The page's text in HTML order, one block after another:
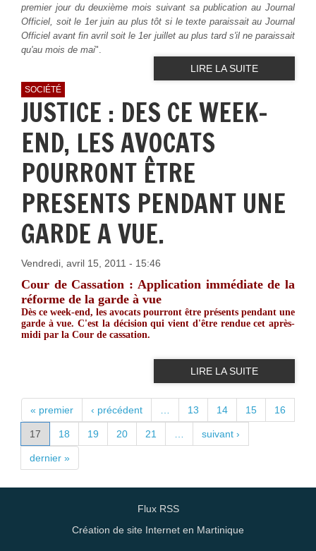
premier jour du deuxième mois suivant sa publication au Journal
Officiel, soit le 1er juin au plus tôt si le texte paraissait au Journal
Officiel avant fin avril soit le 1er juillet au plus tard s'il ne paraissait
qu'au mois de mai".
LIRE LA SUITE
SOCIÉTÉ
JUSTICE : DES CE WEEK-
END, LES AVOCATS
POURRONT ÊTRE
PRESENTS PENDANT UNE
GARDE A VUE.
Vendredi, avril 15, 2011 - 15:46
Cour de Cassation : Application immédiate de la
réforme de la garde à vue
Dès ce week-end, les avocats pourront être présents pendant une
garde à vue. C'est la décision qui vient d'être rendue cet après-
midi par la Cour de cassation.
LIRE LA SUITE
PAGES
« premier ‹ précédent 13 14 15 16
17 18 19 20 21 suivant ›
dernier »
Flux RSS
Création de site Internet en Martinique